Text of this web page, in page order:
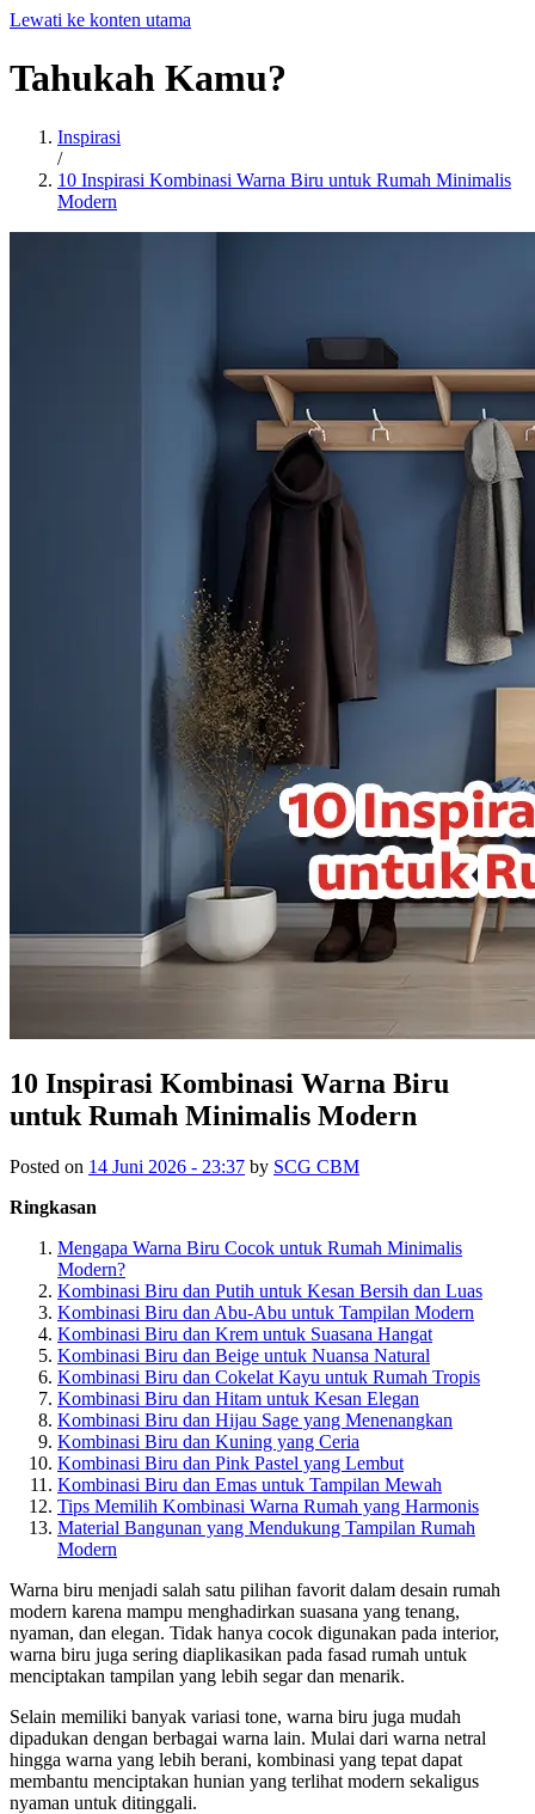
Lewati ke konten utama
Tahukah Kamu?
Inspirasi
/
10 Inspirasi Kombinasi Warna Biru untuk Rumah Minimalis
Modern
10 Inspirasi Kombinasi Warna Biru
untuk Rumah Minimalis Modern
Posted on 14 Juni 2026 - 23:37 by SCG CBM
Ringkasan
Mengapa Warna Biru Cocok untuk Rumah Minimalis
Modern?
Kombinasi Biru dan Putih untuk Kesan Bersih dan Luas
Kombinasi Biru dan Abu-Abu untuk Tampilan Modern
Kombinasi Biru dan Krem untuk Suasana Hangat
Kombinasi Biru dan Beige untuk Nuansa Natural
Kombinasi Biru dan Cokelat Kayu untuk Rumah Tropis
Kombinasi Biru dan Hitam untuk Kesan Elegan
Kombinasi Biru dan Hijau Sage yang Menenangkan
Kombinasi Biru dan Kuning yang Ceria
Kombinasi Biru dan Pink Pastel yang Lembut
Kombinasi Biru dan Emas untuk Tampilan Mewah
Tips Memilih Kombinasi Warna Rumah yang Harmonis
Material Bangunan yang Mendukung Tampilan Rumah
Modern
Warna biru menjadi salah satu pilihan favorit dalam desain rumah
modern karena mampu menghadirkan suasana yang tenang,
nyaman, dan elegan. Tidak hanya cocok digunakan pada interior,
warna biru juga sering diaplikasikan pada fasad rumah untuk
menciptakan tampilan yang lebih segar dan menarik.
Selain memiliki banyak variasi tone, warna biru juga mudah
dipadukan dengan berbagai warna lain. Mulai dari warna netral
hingga warna yang lebih berani, kombinasi yang tepat dapat
membantu menciptakan hunian yang terlihat modern sekaligus
nyaman untuk ditinggali.